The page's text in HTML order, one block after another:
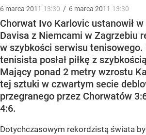
6 marca 2011 13:30 / 6 marca 2011 13:30
Chorwat Ivo Karlovic ustanowił
Davisa z Niemcami w Zagrzebiu
w szybkości serwisu tenisowego.
tenisista posłał piłkę z
Mający ponad 2 metry wzrostu
tej sztuki w czwartym secie
przegranego przez Chorwatów
4:6.
Dotychczasowym rekordzistą świata